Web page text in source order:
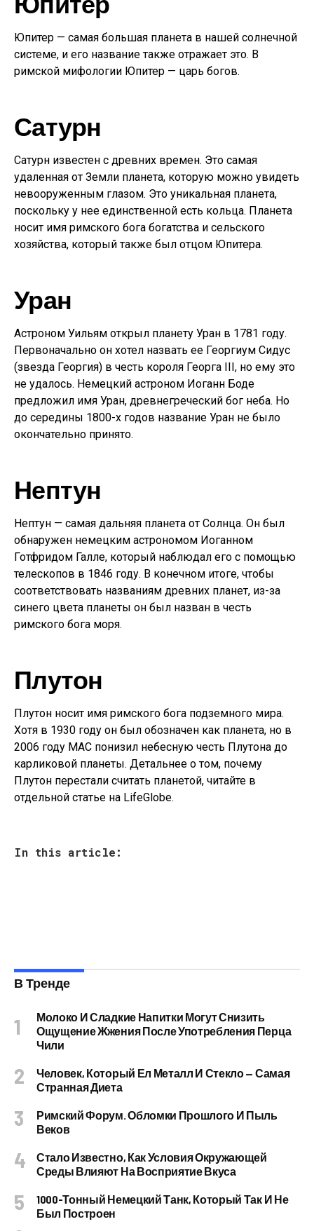
Юпитер — самая большая планета в нашей солнечной
системе, и его название также отражает это. В
римской мифологии Юпитер — царь богов.
Сатурн
Сатурн известен с древних времен. Это самая
удаленная от Земли планета, которую можно увидеть
невооруженным глазом. Это уникальная планета,
поскольку у нее единственной есть кольца. Планета
носит имя римского бога богатства и сельского
хозяйства, который также был отцом Юпитера.
Уран
Астроном Уильям открыл планету Уран в 1781 году.
Первоначально он хотел назвать ее Георгиум Сидус
(звезда Георгия) в честь короля Георга III, но ему это
не удалось. Немецкий астроном Иоганн Боде
предложил имя Уран, древнегреческий бог неба. Но
до середины 1800-х годов название Уран не было
окончательно принято.
Нептун
Нептун — самая дальняя планета от Солнца. Он был
обнаружен немецким астрономом Иоганном
Готфридом Галле, который наблюдал его с помощью
телескопов в 1846 году. В конечном итоге, чтобы
соответствовать названиям древних планет, из-за
синего цвета планеты он был назван в честь
римского бога моря.
Плутон
Плутон носит имя римского бога подземного мира.
Хотя в 1930 году он был обозначен как планета, но в
2006 году МАС понизил небесную честь Плутона до
карликовой планеты. Детальнее о том, почему
Плутон перестали считать планетой, читайте в
отдельной статье на LifeGlobe.
In this article:
В Тренде
Молоко И Сладкие Напитки Могут Снизить
Ощущение Жжения После Употребления Перца
Чили
Человек, Который Ел Металл И Стекло — Самая
Странная Диета
Римский Форум. Обломки Прошлого И Пыль
Веков
Стало Известно, Как Условия Окружающей
Среды Влияют На Восприятие Вкуса
1000-Тонный Немецкий Танк, Который Так И Не
Был Построен